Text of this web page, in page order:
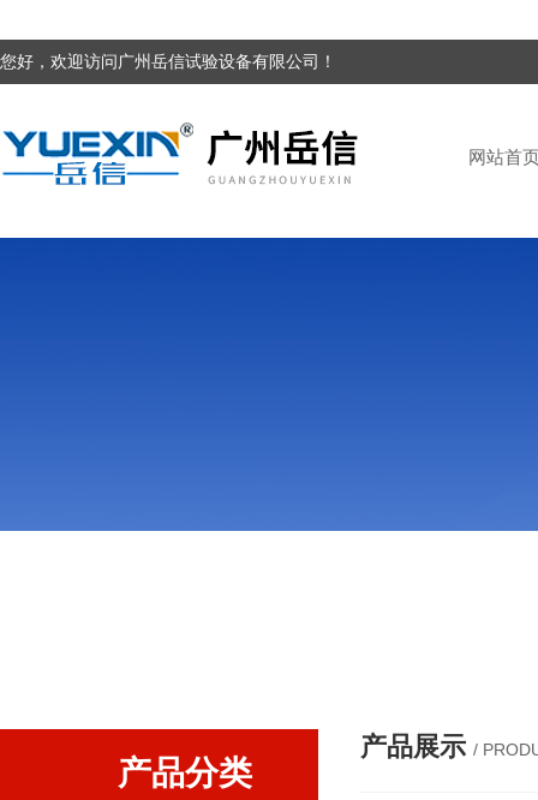
您好，欢迎访问广州岳信试验设备有限公司！
网站首
产品分类
产品展示 /